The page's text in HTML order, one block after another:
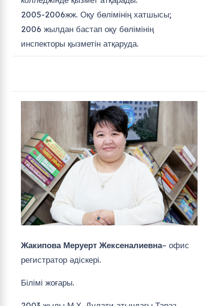
2005-2006жж. Оқу бөлімінің хатшысы;
2006 жылдан бастап оқу бөлімінің
инспекторы қызметін атқаруда.
Жакипова Меруерт Жексеналиевна– офис
регистратор әдіскері.
Білімі жоғары.